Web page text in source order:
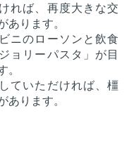
れば、再度大きな交
あります。
ニのローソンと飲食
ョリーパスタ」が目
。
ていただければ、橿
あります。